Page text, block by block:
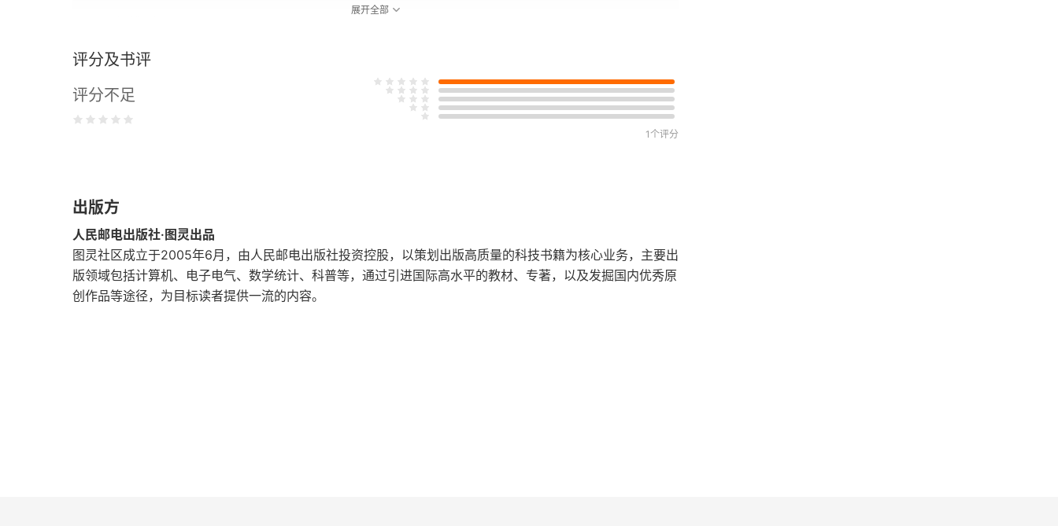
1.4.2 不是安装指南
1.4.3 不是编程参考
第2章 Ruby
2.1 Ruby简史
2.2 第一天：找个保姆
展开全部
评分及书评
评分不足
1个评分
出版方
人民邮电出版社·图灵出品
图灵社区成立于2005年6月，由人民邮电出版社投资控股，以策划出版高质量的科技书籍为核心业务，主要出
版领域包括计算机、电子电气、数学统计、科普等，通过引进国际高水平的教材、专著，以及发掘国内优秀原
创作品等途径，为目标读者提供一流的内容。